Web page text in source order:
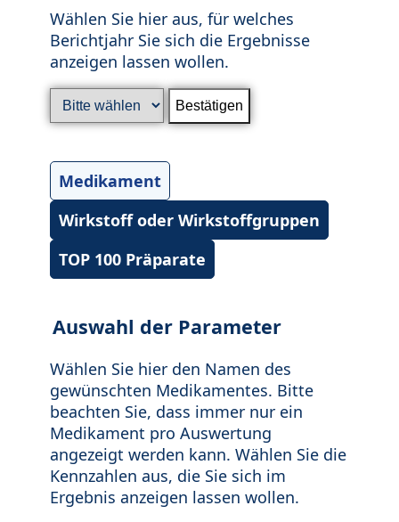
Wählen Sie hier aus, für welches
Berichtjahr Sie sich die Ergebnisse
anzeigen lassen wollen.
Medikament
Wirkstoff oder Wirkstoffgruppen
TOP 100 Präparate
Auswahl der Parameter
Wählen Sie hier den Namen des
gewünschten Medikamentes. Bitte
beachten Sie, dass immer nur ein
Medikament pro Auswertung
angezeigt werden kann. Wählen Sie die
Kennzahlen aus, die Sie sich im
Ergebnis anzeigen lassen wollen.